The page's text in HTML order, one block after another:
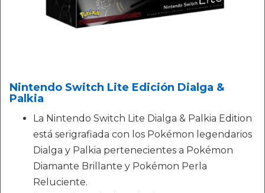
Nintendo Switch Lite Edición Dialga &
Palkia
La Nintendo Switch Lite Dialga & Palkia Edition
está serigrafiada con los Pokémon legendarios
Dialga y Palkia pertenecientes a Pokémon
Diamante Brillante y Pokémon Perla
Reluciente.